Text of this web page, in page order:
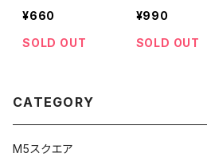
¥660
SOLD OUT
メッセージカー
¥990
SOLD OUT
CATEGORY
M5スクエア